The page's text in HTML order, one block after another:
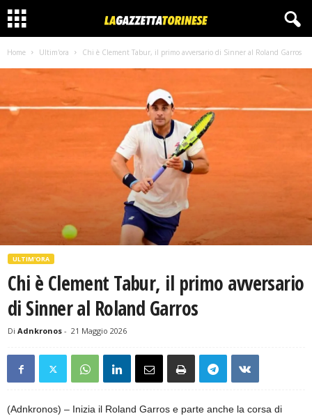
Home Ultim'ora Chi è Clement Tabur, il primo avversario di Sinner al Roland Garros
ULTIM'ORA
Chi è Clement Tabur, il primo avversario
di Sinner al Roland Garros
Di Adnkronos - 21 Maggio 2026
(Adnkronos) – Inizia il Roland Garros e parte anche la corsa di